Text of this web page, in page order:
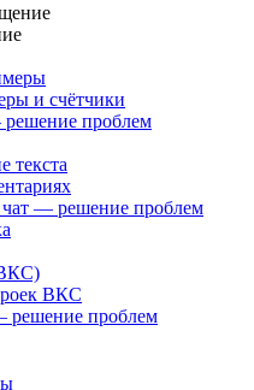
и счётчики
проблем
текста
— решение проблем
ВКС
проблем